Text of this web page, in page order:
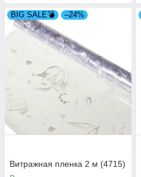
BIG SALE💣 –24%
Витражная пленка 2 м (4715)